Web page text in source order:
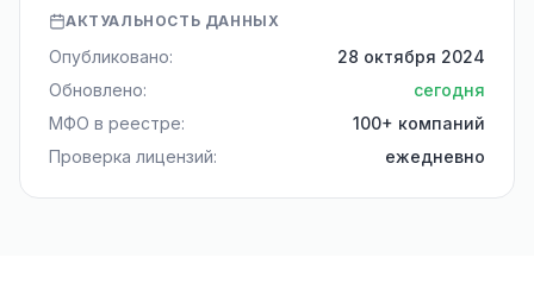
АКТУАЛЬНОСТЬ ДАННЫХ
Опубликовано:
28 октября 2024
Обновлено:
сегодня
МФО в реестре:
100+ компаний
Проверка лицензий:
ежедневно